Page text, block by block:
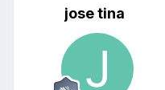
jose tina